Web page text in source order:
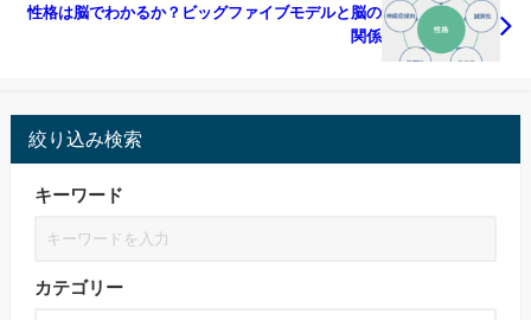
性格は脳でわかるか？ビッグファイブモデルと脳の
関係
絞り込み検索
キーワード
カテゴリー